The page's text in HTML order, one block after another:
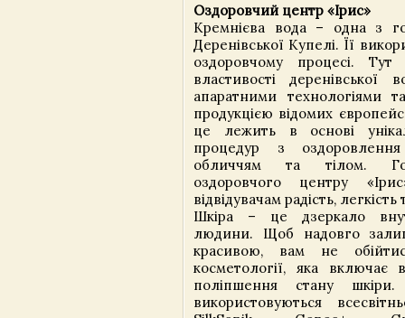
Оздоровчий центр «Ірис»
Кремнієва вода – одна з
Деренівської Купелі. Її
оздоровчому процесі.
властивості деренівської
апаратними технологіями
продукцією відомих
це лежить в основі
процедур з
обличчям та тілом.
оздоровчого центру
відвідувачам радість,
Шкіра – це дзеркало
людини. Щоб надовго
красивою, вам не
косметології, яка включає
поліпшення стану
використовуються